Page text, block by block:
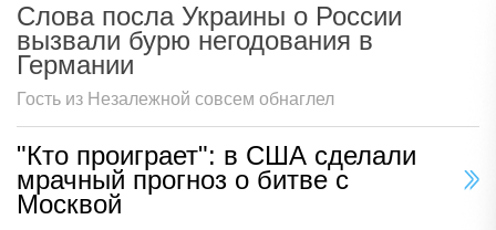
Слова посла Украины о России
вызвали бурю негодования в
Германии
Гость из Незалежной совсем обнаглел
"Кто проиграет": в США сделали
мрачный прогноз о битве с
Москвой